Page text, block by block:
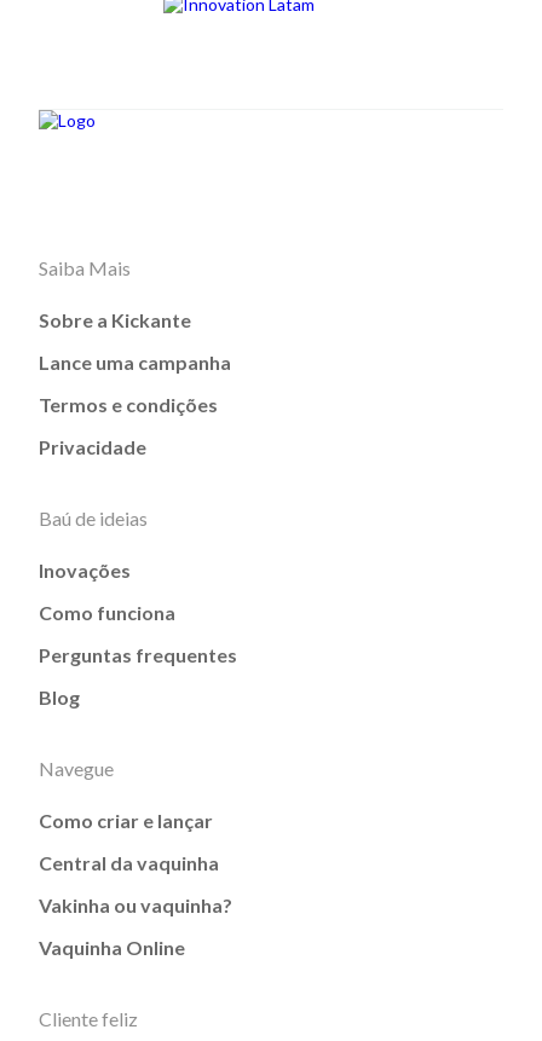
Saiba Mais
Sobre a Kickante
Lance uma campanha
Termos e condições
Privacidade
Baú de ideias
Inovações
Como funciona
Perguntas frequentes
Blog
Navegue
Como criar e lançar
Central da vaquinha
Vakinha ou vaquinha?
Vaquinha Online
Cliente feliz